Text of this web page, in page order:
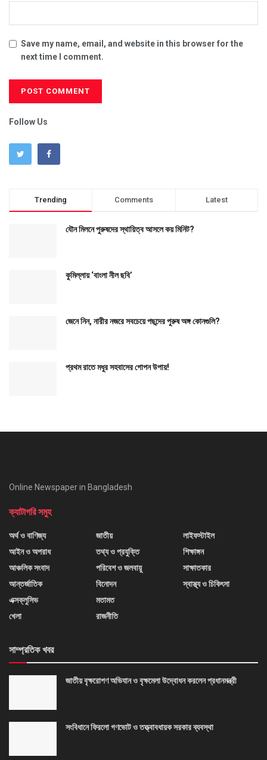
Save my name, email, and website in this browser for the
next time I comment.
Follow Us
Trending Comments Latest
যৌন মিলনে পুরুষদের স্থায়িত্ব আসলে কয় মিনিট?
কুমিল্লায় ‘বাংলা নীল ছবি’
জেনে নিন, নারীর নজরে সবচেয়ে পছন্দের পুরুষ অঙ্গ কোনগুলি?
প্রথম রাতে মধুর সহবাসের গোপন উপায়!
Online Newspaper in Bangladesh
ক্যাটাগরি সমুহ
অর্থ ও বাণিজ্য
আইন ও অপরাধ
আঞ্চলিক সংবাদ
আন্তর্জাতিক
এক্সক্লুসিভ
খেলা
জাতীয়
তথ্য ও প্রযুক্তি
পরিবেশ ও জলবায়ু
বিনোদন
মতামত
রাজনীতি
লাইফস্টাইল
শিক্ষাঙ্গন
সাক্ষাতকার
স্বাস্থ্য ও চিকিৎসা
সাম্প্রতিক খবর
জাতীয় বৃক্ষরোপণ অভিযান ও বৃক্ষমেলা উদ্বোধন করলেন প্রধানমন্ত্রী
সংবিধানে ফিরলো গণভোট ও তত্ত্বাবধায়ক সরকার ব্যবস্থা